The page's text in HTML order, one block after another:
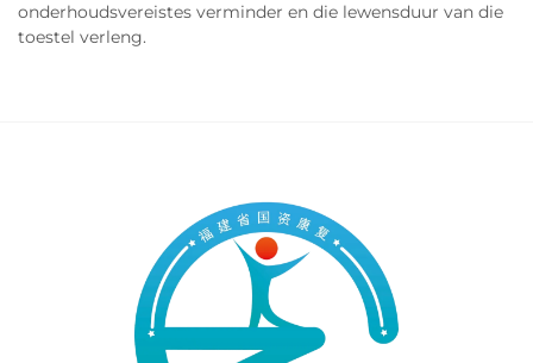
onderhoudsvereistes verminder en die lewensduur van die
toestel verleng.